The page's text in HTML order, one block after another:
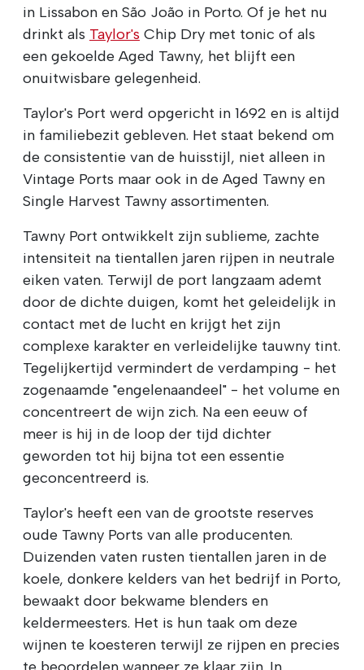
in Lissabon en São João in Porto. Of je het nu
drinkt als Taylor's Chip Dry met tonic of als
een gekoelde Aged Tawny, het blijft een
onuitwisbare gelegenheid.
Taylor's Port werd opgericht in 1692 en is altijd
in familiebezit gebleven. Het staat bekend om
de consistentie van de huisstijl, niet alleen in
Vintage Ports maar ook in de Aged Tawny en
Single Harvest Tawny assortimenten.
Tawny Port ontwikkelt zijn sublieme, zachte
intensiteit na tientallen jaren rijpen in neutrale
eiken vaten. Terwijl de port langzaam ademt
door de dichte duigen, komt het geleidelijk in
contact met de lucht en krijgt het zijn
complexe karakter en verleidelijke tauwny tint.
Tegelijkertijd vermindert de verdamping - het
zogenaamde "engelenaandeel" - het volume en
concentreert de wijn zich. Na een eeuw of
meer is hij in de loop der tijd dichter
geworden tot hij bijna tot een essentie
geconcentreerd is.
Taylor's heeft een van de grootste reserves
oude Tawny Ports van alle producenten.
Duizenden vaten rusten tientallen jaren in de
koele, donkere kelders van het bedrijf in Porto,
bewaakt door bekwame blenders en
keldermeesters. Het is hun taak om deze
wijnen te koesteren terwijl ze rijpen en precies